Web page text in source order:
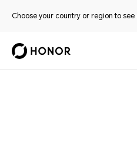
Choose your country or region to